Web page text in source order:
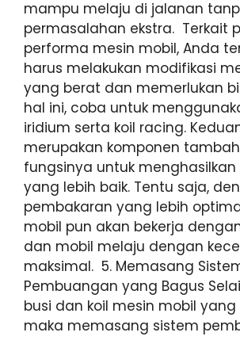
mampu melaju di jalanan
permasalahan ekstra. Terkait
performa mesin mobil, Anda
harus melakukan modifikasi
yang berat dan memerlukan
hal ini, coba untuk
iridium serta koil racing.
merupakan komponen
fungsinya untuk
yang lebih baik. Tentu saja,
pembakaran yang lebih
mobil pun akan bekerja
dan mobil melaju dengan
maksimal. 5. Memasang
Pembuangan yang Bagus
busi dan koil mesin mobil
maka memasang sistem